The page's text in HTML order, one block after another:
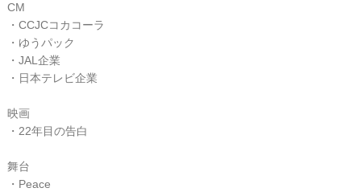
CM
・CCJCコカコーラ
・ゆうパック
・JAL企業
・日本テレビ企業
映画
・22年目の告白
舞台
・Peace